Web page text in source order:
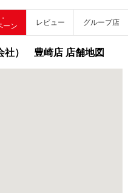
ーン
レビュー グループ店
社） 豊崎店 店舗地図